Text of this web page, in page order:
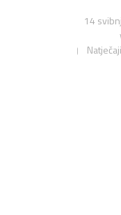
14
Natječaji